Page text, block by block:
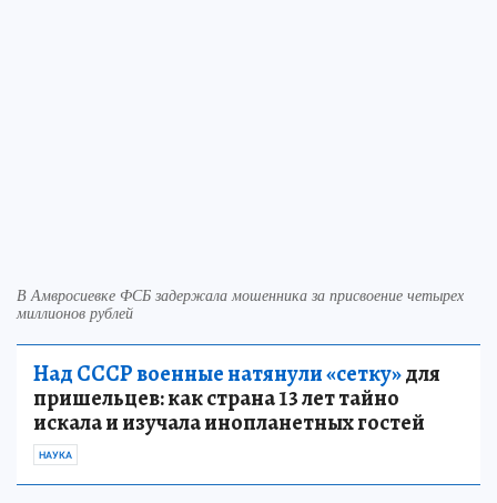
В Амвросиевке ФСБ задержала мошенника за присвоение четырех
миллионов рублей
Над СССР военные натянули «сетку»для
пришельцев: как страна 13 лет тайно
искала и изучала инопланетных гостей
НАУКА